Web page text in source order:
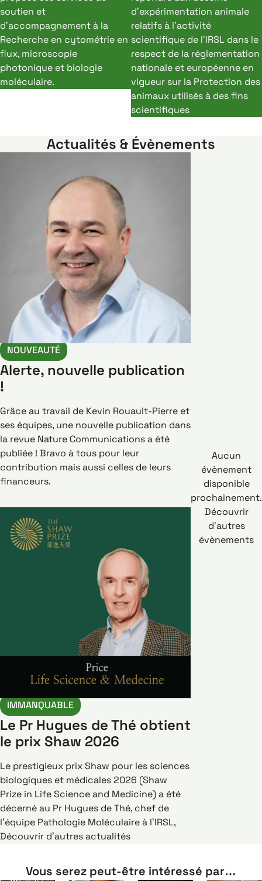
soutien et
d’accompagnement à la
Recherche en cytométrie en
flux, microscopie
photonique et biologie
moléculaire.
d’expérimentation animale
relatifs à l’activité
scientifique de l’IRSL dans le
respect de la réglementation
nationale et européenne en
vigueur sur la Protection des
animaux utilisés à des fins
scientifiques
Actualités & Évènements
NOUVEAUTÉ
Alerte, nouvelle publication
!
Grâce au travail de Kevin Rouault-Pierre et
ses équipes, une nouvelle publication dans
la revue Nature Communications a été
publiée ! Bravo à tous pour leur
contribution mais aussi celles de leurs
financeurs.
IMMANQUABLE
Le Pr Hugues de Thé obtient
le prix Shaw 2026
Le prestigieux prix Shaw pour les sciences
biologiques et médicales 2026 (Shaw
Prize in Life Science and Medicine) a été
décerné au Pr Hugues de Thé, chef de
l’équipe Pathologie Moléculaire à l’IRSL,
Découvrir d’autres actualités
Aucun
évènement
disponible
prochainement.
Découvrir
d’autres
évènements
Vous serez peut-être intéressé par…